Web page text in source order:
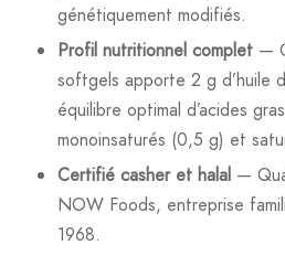
génétiquement modifiés.
Profil nutritionnel complet—
softgels apporte 2 g d’huile
équilibre optimal d’acides
monoinsaturés (0,5 g) et
Certifié casher et halal—
NOW Foods, entreprise
1968.